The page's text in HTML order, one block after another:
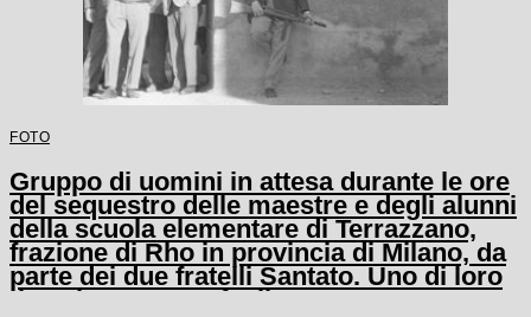
FOTO
Gruppo di uomini in attesa durante le ore
del sequestro delle maestre e degli alunni
della scuola elementare di Terrazzano,
frazione di Rho in provincia di Milano, da
parte dei due fratelli Santato. Uno di loro
tiene in mano un fucile